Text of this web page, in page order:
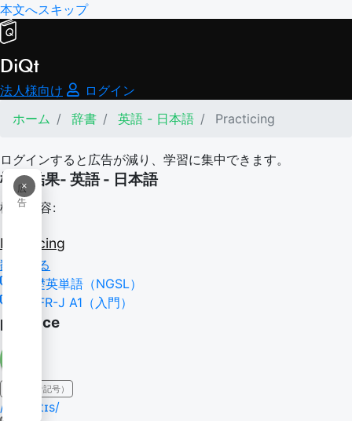
本文へスキップ
DiQt
法人様向け
ログイン
ホーム
辞書 英語 - 日本語 Practicing
ログインすると広告が減り、学習に集中できます。
×
広
告
検索結果- 英語 - 日本語
検索内容:
Practicing
翻訳する
基礎英単語（NGSL）
CEFR-J A1（入門）
practice
IPA（発音記号）
/'præktɪs/